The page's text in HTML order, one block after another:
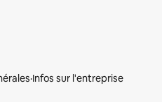
·Infos sur l'entreprise